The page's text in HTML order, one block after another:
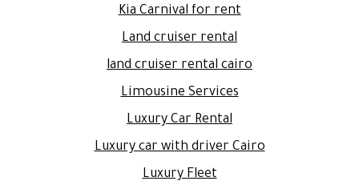
Kia Carnival for rent
Land cruiser rental
land cruiser rental cairo
Limousine Services
Luxury Car Rental
Luxury car with driver Cairo
Luxury Fleet